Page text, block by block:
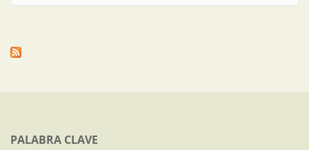
PALABRA CLAVE